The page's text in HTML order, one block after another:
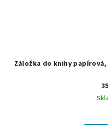
Záložka do knihy